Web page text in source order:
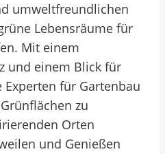
umweltfreundlichen
Lebensräume für
Mit einem
und einem Blick für
für Gartenbau
zu
Orten
und Genießen